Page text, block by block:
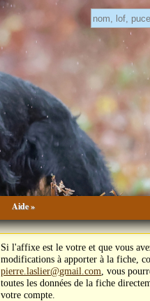
Aide »
Si l'affixe est le votre et que vous
modifications à apporter à la fiche,
pierre.laslier@gmail.com , vous
toutes les données de la fiche
votre compte.